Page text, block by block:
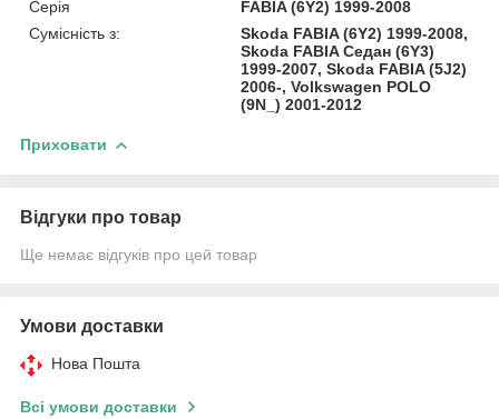
Серія
FABIA (6Y2) 1999-2008
Сумісність з:
Skoda FABIA (6Y2) 1999-2008,
Skoda FABIA Седан (6Y3)
1999-2007, Skoda FABIA (5J2)
2006-, Volkswagen POLO
(9N_) 2001-2012
Приховати
Відгуки про товар
Ще немає відгуків про цей товар
Умови доставки
Нова Пошта
Всі умови доставки